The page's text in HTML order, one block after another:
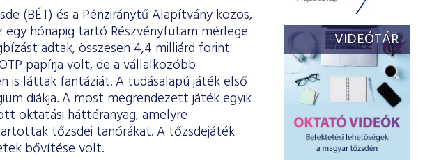
(BÉT) és a Pénziránytű Alapítvány közös,
hónapig tartó Részvényfutam mérlege
adtak, összesen 4,4 milliárd forint
papírja volt, de a vállalkozóbb
is láttak fantáziát. A tudásalapú játék első
diákja. A most megrendezett játék egyik
oktatási háttéranyag, amelyre
tőzsdei tanórákat. A tőzsdejáték
bővítése volt.
VIDEÓTÁR